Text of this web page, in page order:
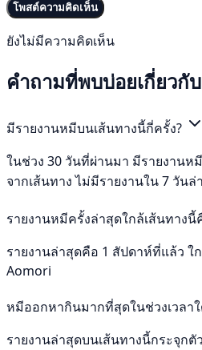
โพสต์ความคิดเห็น
ยังไม่มีความคิดเห็น
คำถามที่พบบ่อยเกี่ยวกั
มีรายงานหมีบนเส้นทางนี้กี่ครั้ง?
ในช่วง 30 วันที่ผ่านมา มีรายงานห
จากเส้นทาง ไม่มีรายงานใน 7 วันล่
รายงานหมีครั้งล่าสุดใกล้เส้นทาง
รายงานล่าสุดคือ 1 สัปดาห์ที่แล้ว ใ
Aomori
หมีออกหากินมากที่สุดในช่วงเวลา
รายงานล่าสุดบนเส้นทางนี้กระจุก